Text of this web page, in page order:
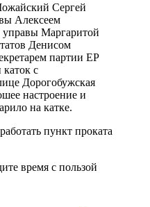
Сергей
Алексеем
управы Маргаритой
Денисом
партии ЕР
с
Дорогобужская
настроение и
на катке.
пункт проката
время с пользой